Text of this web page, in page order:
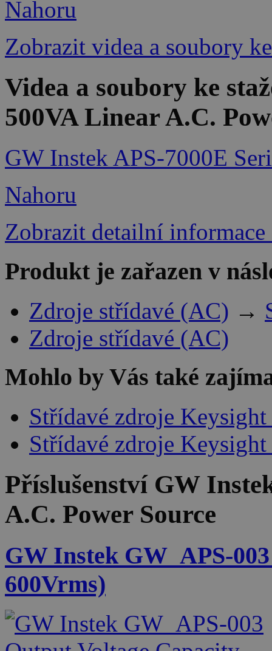
Nahoru
Zobrazit videa a soubory
Videa a soubory ke
500VA Linear A.C.
GW Instek APS-7000E
Nahoru
Zobrazit detailní informace
Produkt je zařazen v
Zdroje střídavé (AC) →
Zdroje střídavé (AC)
Mohlo by Vás také
Střídavé zdroje
Střídavé zdroje
Příslušenství GW
A.C. Power Source
GW Instek GW_APS-
600Vrms)